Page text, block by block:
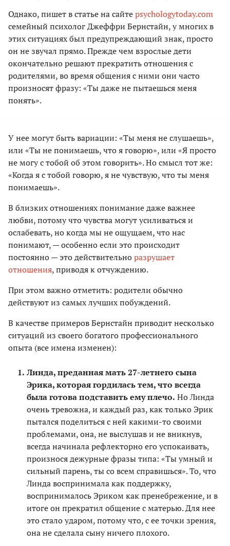
Однако, пишет в статье на сайтеpsychologytoday.com
семейный психолог Джеффри Бернстайн, у многих в
этих ситуациях был предупреждающий знак, просто
он не звучал прямо. Прежде чем взрослые дети
окончательно решают прекратить отношения с
родителями, во время общения с ними они часто
произносят фразу: «Ты даже не пытаешься меня
понять».
У нее могут быть вариации: «Ты меня не слушаешь»,
или «Ты не понимаешь, что я говорю», или «Я просто
не могу с тобой об этом говорить». Но смысл тот же:
«Когда я с тобой говорю, я не чувствую, что ты меня
понимаешь».
В близких отношениях понимание даже важнее
любви, потому что чувства могут усиливаться и
ослабевать, но когда мы не ощущаем, что нас
понимают, — особенно если это происходит
постоянно — это действительноразрушает
отношения, приводя к отчуждению.
При этом важно отметить: родители обычно
действуют из самых лучших побуждений.
В качестве примеров Бернстайн приводит несколько
ситуаций из своего богатого профессионального
опыта (все имена изменен):
Линда, преданная мать 27-летнего сына
Эрика, которая гордилась тем, что всегда
была готова подставить ему плечо. Но Линда
очень тревожна, и каждый раз, как только Эрик
пытался поделиться с ней какими-то своими
проблемами, она, не выслушав и не вникнув,
всегда начинала рефлекторно его успокаивать,
произнося дежурные фразы типа: «Ты умный и
сильный парень, ты со всем справишься». То, что
Линда воспринимала как поддержку,
воспринималось Эриком как пренебрежение, и в
итоге он прекратил общение с матерью. Для нее
это стало ударом, потому что, с ее точки зрения,
она не сделала сыну ничего плохого.